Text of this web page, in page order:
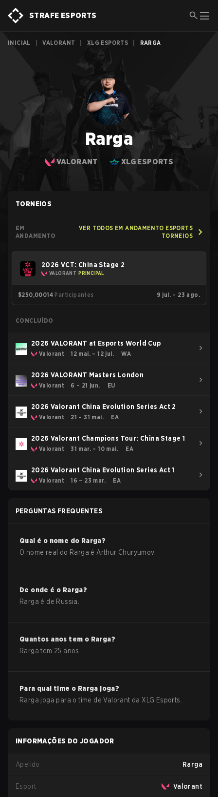
STRAFE ESPORTS
INICIAL VALORANT XLG ESPORTS RARGA
Rarga
VALORANT XLG ESPORTS
TORNEIOS
EM
ANDAMENTO
VER TODOS EM ANDAMENTO ESPORTS
TORNEIOS
2026 VCT: China Stage 2
VALORANT PRINCIPAL
$250,00014 Participantes 9 jul. – 23 ago.
CONCLUÍDO
2026 VALORANT at Esports World Cup
Valorant 12 mai. – 12 jul. WA
2026 VALORANT Masters London
Valorant 6 – 21 jun. EU
2026 Valorant China Evolution Series Act 2
Valorant 21 – 31 mai. EA
2026 Valorant Champions Tour: China Stage 1
Valorant 31 mar. – 10 mai. EA
2026 Valorant China Evolution Series Act 1
Valorant 16 – 23 mar. EA
PERGUNTAS FREQUENTES
Qual é o nome do Rarga?
O nome real do Rarga é Arthur Churyumov.
De onde é o Rarga?
Rarga é de Russia
Quantos anos tem o Rarga?
Rarga tem 25 anos.
Para qual time o Rarga joga?
Rarga joga para o time deValorant da XLG Esports
INFORMAÇÕES DO JOGADOR
Apelido Rarga
Esport Valorant